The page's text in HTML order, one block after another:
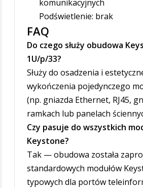
komunikacyjnych
Podświetlenie: brak
FAQ
Do czego służy obudowa
1U/p/33?
Służy do osadzenia i
wykończenia pojedynczego
(np. gniazda Ethernet, RJ45,
ramkach lub panelach
Czy pasuje do wszystkich
Keystone?
Tak — obudowa została
standardowych modułów
typowych dla portów